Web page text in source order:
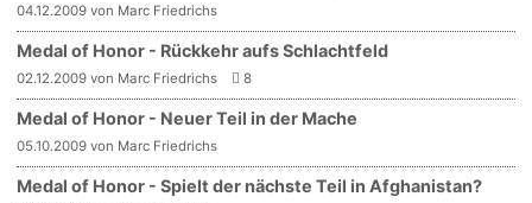
04.12.2009 von Marc Friedrichs
Medal of Honor - Rückkehr aufs Schlachtfeld
02.12.2009 von Marc Friedrichs 8
Medal of Honor - Neuer Teil in der Mache
05.10.2009 von Marc Friedrichs
Medal of Honor - Spielt der nächste Teil in Afghanistan?